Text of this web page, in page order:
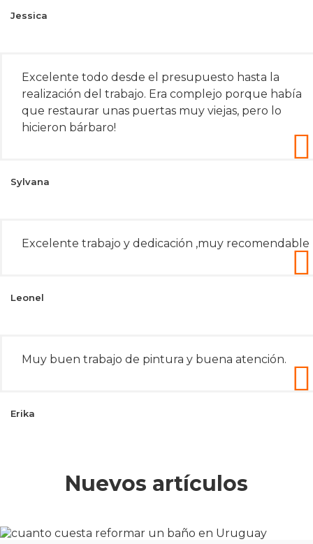
Jessica
Excelente todo desde el presupuesto hasta la
realización del trabajo. Era complejo porque había
que restaurar unas puertas muy viejas, pero lo
hicieron bárbaro!
Sylvana
Excelente trabajo y dedicación ,muy recomendable
Leonel
Muy buen trabajo de pintura y buena atención.
Erika
Nuevos artículos